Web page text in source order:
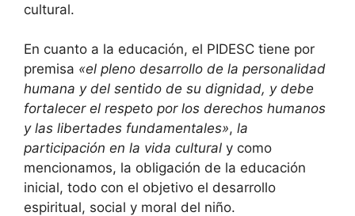
cultural.
En cuanto a la educación, el PIDESC tiene por
premisa «el pleno desarrollo de la personalidad
humana y del sentido de su dignidad, y debe
fortalecer el respeto por los derechos humanos
y las libertades fundamentales», la
participación en la vida cultural y como
mencionamos, la obligación de la educación
inicial, todo con el objetivo el desarrollo
espiritual, social y moral del niño.